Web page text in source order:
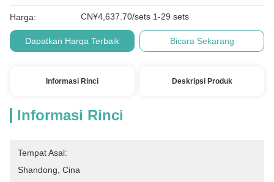
Harga: CN¥4,637.70/sets 1-29 sets
Dapatkan Harga Terbaik Bicara Sekarang
Informasi Rinci Deskripsi Produk
Informasi Rinci
Tempat Asal:
Shandong, Cina